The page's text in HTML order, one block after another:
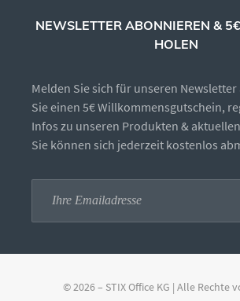
NEWSLETTER ABONNIEREN &
HOLEN
Melden Sie sich für unseren
Sie einen 5€ Willkommensgutschein,
Infos zu unseren Produkten &
Sie können sich jederzeit kostenlos
© 2026 – STIX Office KG | Alle Rechte